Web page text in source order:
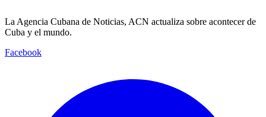
La Agencia Cubana de Noticias, ACN actualiza sobre acontecer de
Cuba y el mundo.
Facebook